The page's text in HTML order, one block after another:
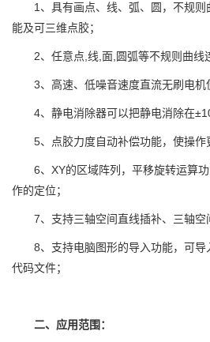
1、具有画点、线、弧、圆，不规
能及可三维点胶；
2、任意点,线,面,圆弧等不规则曲线
3、高速、低噪音速度直流无刷电机
4、静电消除器可以把静电消除在
5、点胶力度自动补偿功能，使操作
6、XY的区域阵列，平移旋转运算
作的定位；
7、支持三轴空间直线插补、三轴空
8、支持电脑图形的导入功能，可
代码文件；
二、应用范围：